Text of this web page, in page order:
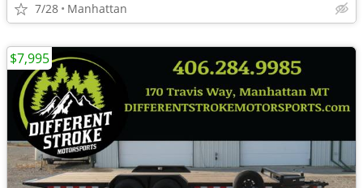
7/28 Manhattan
$7,995